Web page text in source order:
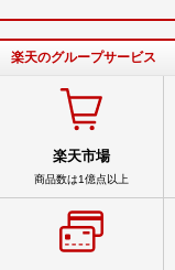
楽天のグループサービス
楽天市場
商品数は1億点以上